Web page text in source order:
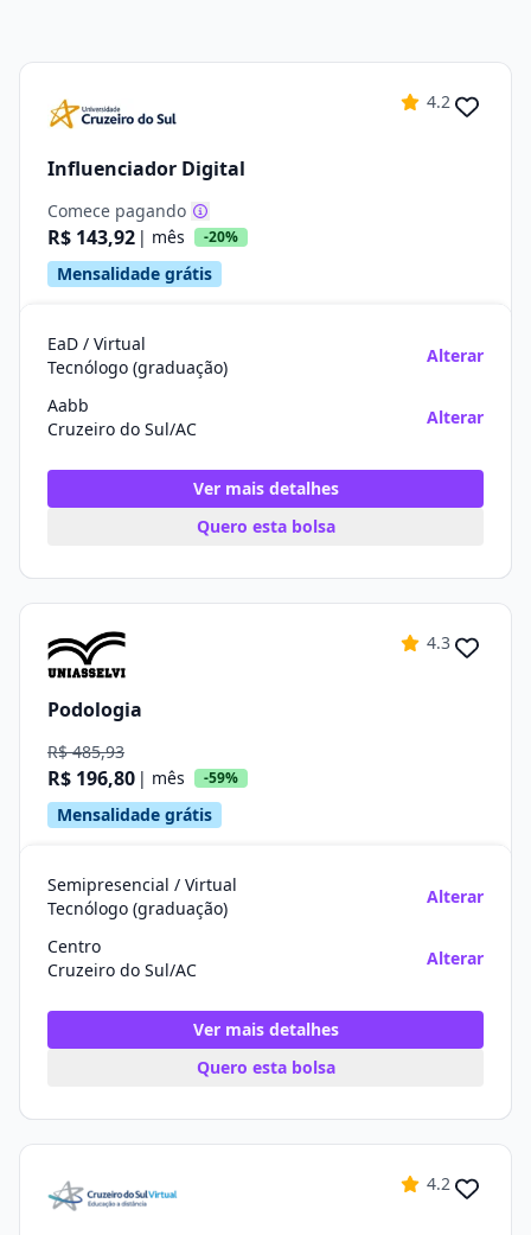
4.2
Influenciador Digital
Comece pagando
R$ 143,92 | mês -20%
Mensalidade grátis
EaD / Virtual
Tecnólogo (graduação)
Alterar
Aabb
Cruzeiro do Sul/AC
Alterar
Ver mais detalhes
Quero esta bolsa
4.3
Podologia
R$ 485,93
R$ 196,80 | mês -59%
Mensalidade grátis
Semipresencial / Virtual
Tecnólogo (graduação)
Alterar
Centro
Cruzeiro do Sul/AC
Alterar
Ver mais detalhes
Quero esta bolsa
4.2